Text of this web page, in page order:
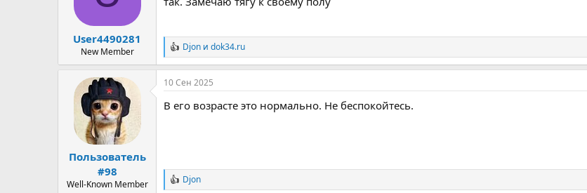
ы
л
User4490281
New Member
Р
е
а
к
и
Djon и dok34.ru
Пользователь
#98
Well-Known Member
10 Сен 2025
В его возрасте это нормально. Не беспокойтесь.
Р
Djon